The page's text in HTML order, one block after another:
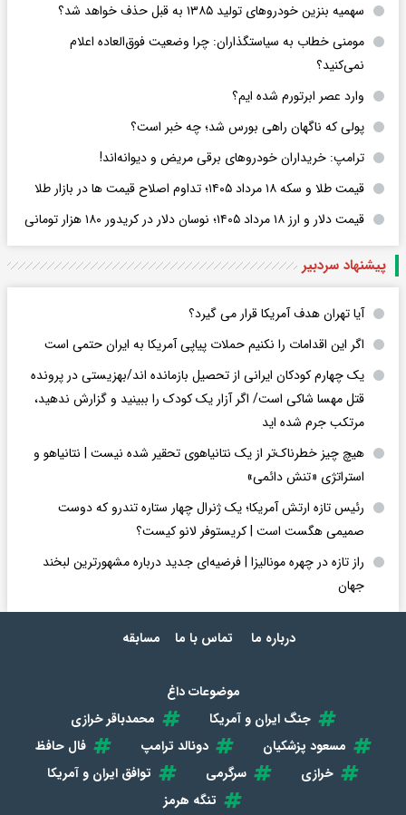
سهمیه بنزین خودروهای تولید ۱۳۸۵ به قبل حذف خواهد شد؟
مومنی خطاب به سیاستگذاران: چرا وضعیت فوق‌العاده اعلام
نمی‌کنید؟
وارد عصر ابرتورم شده ایم؟
پولی که ناگهان راهی بورس شد؛ چه خبر است؟
ترامپ: خریداران خودروهای برقی مریض و دیوانه‌اند!
قیمت طلا و سکه ۱۸ مرداد ۱۴۰۵؛ تداوم اصلاح قیمت ها در بازار طلا
قیمت دلار و ارز ۱۸ مرداد ۱۴۰۵​؛ نوسان دلار در کریدور ۱۸۰ هزار تومانی
پیشنهاد سردبیر
آیا تهران هدف آمریکا قرار می گیرد؟
اگر این اقدامات را نکنیم حملات پیاپی آمریکا به ایران حتمی است
یک چهارم کودکان ایرانی از تحصیل بازمانده اند/بهزیستی در پرونده
قتل مهسا شاکی است/ اگر آزار یک کودک را ببینید و گزارش ندهید،
مرتکب جرم شده اید
هیچ چیز خطرناک‌تر از یک نتانیاهوی تحقیر شده نیست | نتانیاهو و
استراتژی «تنش دائمی»
رئیس تازه ارتش آمریکا؛ یک ژنرال چهار ستاره تندرو که دوست
صمیمی هگست است | کریستوفر لانو کیست؟
راز تازه در چهره مونالیزا | فرضیه‌ای جدید درباره مشهورترین لبخند
جهان
درباره ما تماس با ما مسابقه
موضوعات داغ
جنگ ایران و آمریکا
محمدباقر خرازی
مسعود پزشکیان
دونالد ترامپ
فال حافظ
خرازی
سرگرمی
توافق ایران و آمریکا
تنگه هرمز